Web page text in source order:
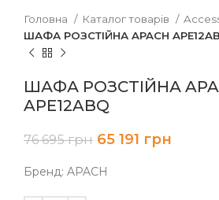
Головна Каталог товарів
ШАФА РОЗСТІЙНА APACH
ШАФА РОЗСТІЙНА
APE12ABQ
76 695грн 65 191 грн
Бренд: APACH